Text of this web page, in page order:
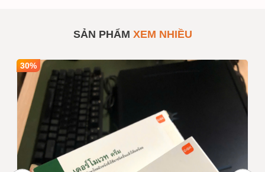
Ladamer
lượng
Giá bán 1,450,000
Ghi chú :
Giá trên chưa bao gồm VAT nếu
quý khách yêu cầu xuất hóa
Trạng thái Còn hàng
SẢN PHẨM XEM NHIỀU
30%